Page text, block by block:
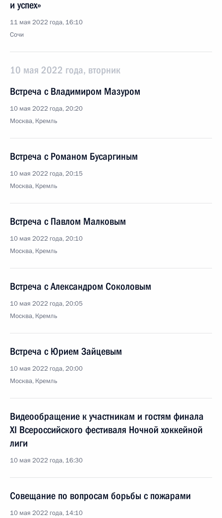
и успех»
11 мая 2022 года, 16:10
Сочи
10 мая 2022 года, вторник
Встреча с Владимиром Мазуром
10 мая 2022 года, 20:20
Москва, Кремль
Встреча с Романом Бусаргиным
10 мая 2022 года, 20:15
Москва, Кремль
Встреча с Павлом Малковым
10 мая 2022 года, 20:10
Москва, Кремль
Встреча с Александром Соколовым
10 мая 2022 года, 20:05
Москва, Кремль
Встреча с Юрием Зайцевым
10 мая 2022 года, 20:00
Москва, Кремль
Видеообращение к участникам и гостям финала
XI Всероссийского фестиваля Ночной хоккейной
лиги
10 мая 2022 года, 16:30
Совещание по вопросам борьбы с пожарами
10 мая 2022 года, 14:10